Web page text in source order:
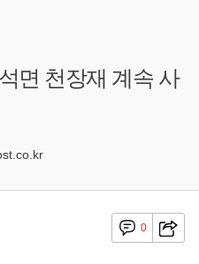
면 천장재 계속 사
0